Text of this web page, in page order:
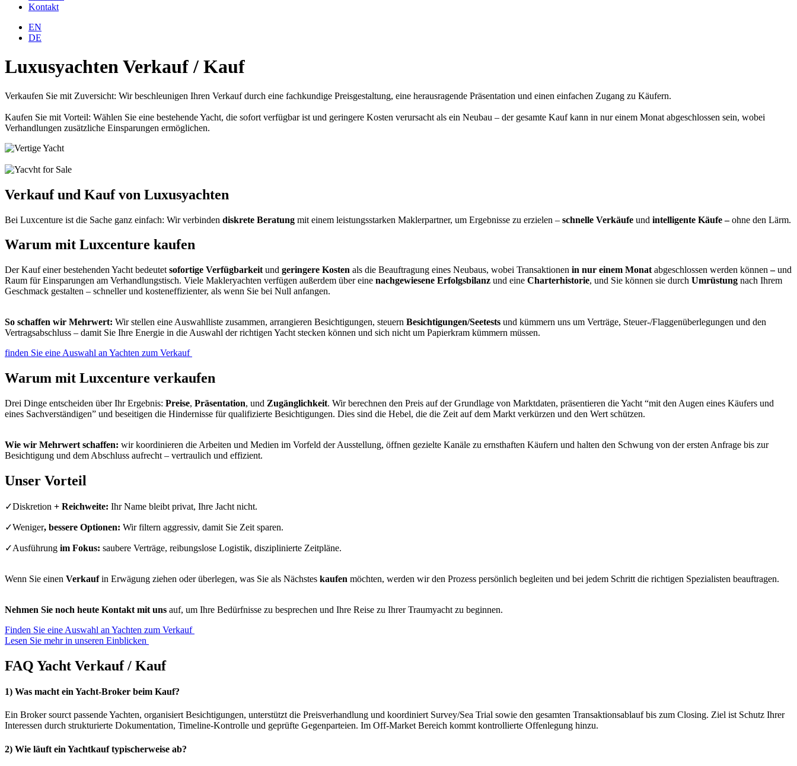
Kontakt
EN
DE
Luxusyachten Verkauf / Kauf
Verkaufen Sie mit Zuversicht: Wir beschleunigen Ihren Verkauf durch eine fachkundige Preisgestaltung, eine herausragende Präsentation und einen einfachen Zugang zu Käufern.
Kaufen Sie mit Vorteil: Wählen Sie eine bestehende Yacht, die sofort verfügbar ist und geringere Kosten verursacht als ein Neubau – der gesamte Kauf kann in nur einem Monat abgeschlossen sein, wobei
Verhandlungen zusätzliche Einsparungen ermöglichen.
Verkauf und Kauf von Luxusyachten
Bei Luxcenture ist die Sache ganz einfach: Wir verbinden diskrete Beratung mit einem leistungsstarken Maklerpartner, um Ergebnisse zu erzielen – schnelle Verkäufe und intelligente Käufe –ohne den Lärm.
Warum mit Luxcenture kaufen
Der Kauf einer bestehenden Yacht bedeutet sofortige Verfügbarkeit und geringere Kosten als die Beauftragung eines Neubaus, wobei Transaktionen in nur einem Monat abgeschlossen werden können–und
Raum für Einsparungen am Verhandlungstisch. Viele Makleryachten verfügen außerdem über eine nachgewiesene Erfolgsbilanz und eine Charterhistorie, und Sie können sie durch Umrüstung nach Ihrem
Geschmack gestalten – schneller und kosteneffizienter, als wenn Sie bei Null anfangen.
So schaffen wir Mehrwert: Wir stellen eine Auswahlliste zusammen, arrangieren Besichtigungen, steuern Besichtigungen/Seetests und kümmern uns um Verträge, Steuer-/Flaggenüberlegungen und den
Vertragsabschluss – damit Sie Ihre Energie in die Auswahl der richtigen Yacht stecken können und sich nicht um Papierkram kümmern müssen.
finden Sie eine Auswahl an Yachten zum Verkauf ︎
Warum mit Luxcenture verkaufen
Drei Dinge entscheiden über Ihr Ergebnis: Preise, Präsentation, und Zugänglichkeit. Wir berechnen den Preis auf der Grundlage von Marktdaten, präsentieren die Yacht “mit den Augen eines Käufers und
eines Sachverständigen” und beseitigen die Hindernisse für qualifizierte Besichtigungen. Dies sind die Hebel, die die Zeit auf dem Markt verkürzen und den Wert schützen.
Wie wir Mehrwert schaffen: wirkoordinieren die Arbeiten und Medien im Vorfeld der Ausstellung, öffnen gezielte Kanäle zu ernsthaften Käufern und halten den Schwung von der ersten Anfrage bis zur
Besichtigung und dem Abschluss aufrecht – vertraulich und effizient.
Unser Vorteil
✓Diskretion + Reichweite: Ihr Name bleibt privat, Ihre Jacht nicht.
✓Weniger, bessere Optionen: Wir filtern aggressiv, damit Sie Zeit sparen.
✓Ausführung im Fokus: saubere Verträge, reibungslose Logistik, disziplinierte Zeitpläne.
Wenn Sie einen Verkaufin Erwägung ziehen oder überlegen, was Sie als Nächstes kaufen möchten, werden wir den Prozess persönlich begleiten und bei jedem Schritt die richtigen Spezialisten beauftragen.
Nehmen Sie noch heute Kontakt mit uns auf, um Ihre Bedürfnisse zu besprechen und Ihre Reise zu Ihrer Traumyacht zu beginnen.
Finden Sie eine Auswahl an Yachten zum Verkauf ︎
Lesen Sie mehr in unseren Einblicken ︎
FAQ Yacht Verkauf / Kauf
1) Was macht ein Yacht-Broker beim Kauf?
Ein Broker sourct passende Yachten, organisiert Besichtigungen, unterstützt die Preisverhandlung und koordiniert Survey/Sea Trial sowie den gesamten Transaktionsablauf bis zum Closing. Ziel ist Schutz Ihrer
Interessen durch strukturierte Dokumentation, Timeline-Kontrolle und geprüfte Gegenparteien. Im Off-Market Bereich kommt kontrollierte Offenlegung hinzu.
2) Wie läuft ein Yachtkauf typischerweise ab?